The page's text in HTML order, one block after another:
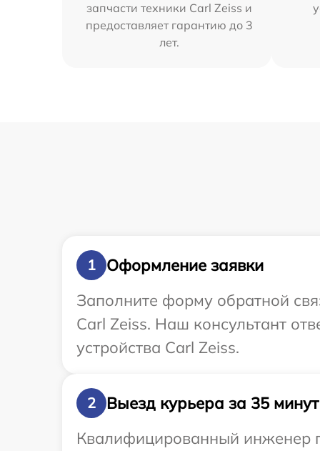
запчасти техники Carl Zeiss и
предоставляет гарантию до 3
лет.
1
Оформление заявки
Заполните форму обратной
Carl Zeiss. Наш консультант
устройства Carl Zeiss.
2
Выезд курьера за 35 минут
Квалифицированный инженер